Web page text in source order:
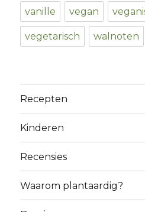
vanille vegan
vegetarisch walnoten
Recepten
Kinderen
Recensies
Waarom plantaardig?